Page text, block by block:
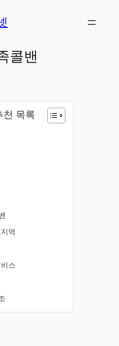
콜밴
천 목록
역
스